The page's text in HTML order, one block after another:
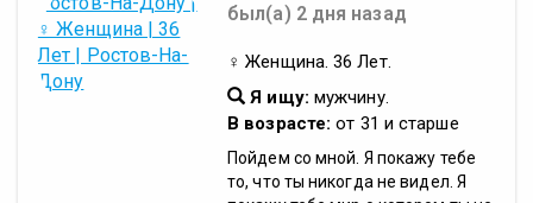
был(а) 2 дня назад
♀ Женщина. 36 Лет.
Я ищу: мужчину.
В возрасте: от 31 и старше
Пойдем со мной. Я покажу тебе
то, что ты никогда не видел. Я